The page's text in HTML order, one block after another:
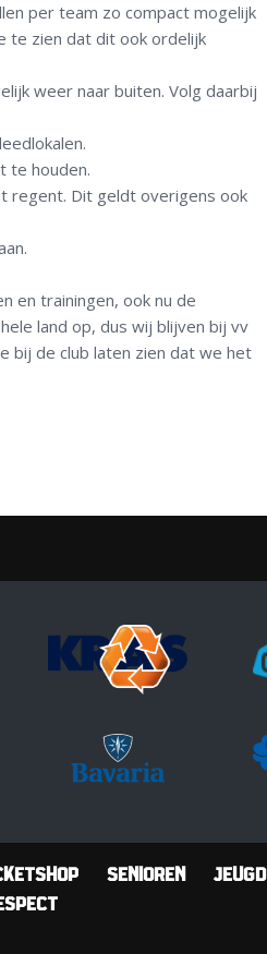
per team zo compact mogelijk
te zien dat dit ook ordelijk
weer naar buiten. Volg daarbij
dlokalen.
te houden.
regent. Dit geldt overigens ook
.
en trainingen, ook nu de
land op, dus wij blijven bij vv
bij de club laten zien dat we het
Senioren Jeugd